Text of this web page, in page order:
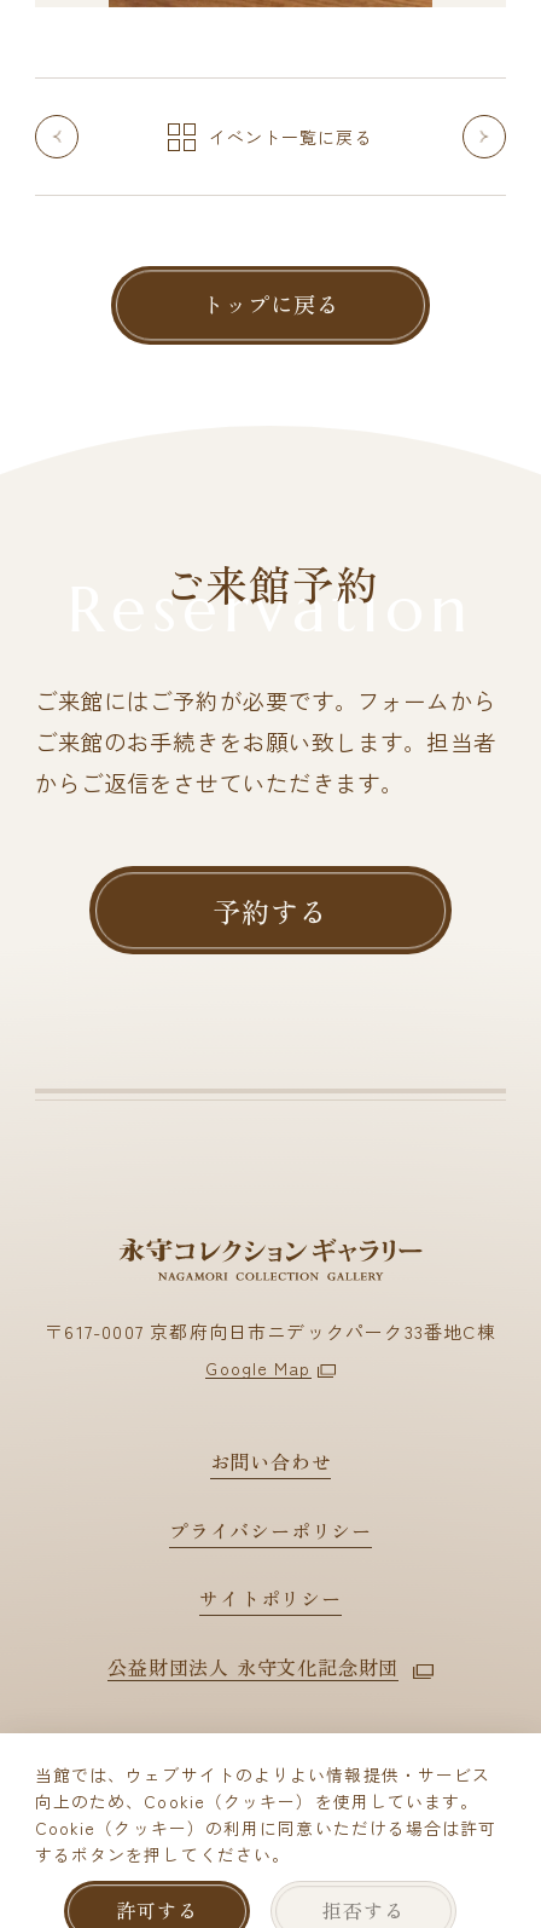
当館では、ウェブサイトのよりよい情報提供・サービス
向上のため、Cookie（クッキー）を使用しています。
Cookie（クッキー）の利用に同意いただける場合は許可
するボタンを押してください。
許可する 拒否する
ご来館予約
イベント一覧に戻る
トップに戻る
ご来館予約
Reservation
ご来館にはご予約が必要です。
フォームから
ご来館のお手続きをお願い致します。担当者
からご返信をさせていただきます。
予約する
〒617-0007 京都府向日市ニデックパーク33番地C棟
Google Map
お問い合わせ
プライバシーポリシー
サイトポリシー
公益財団法人 永守文化記念財団
© Nagamori Culture Foundation